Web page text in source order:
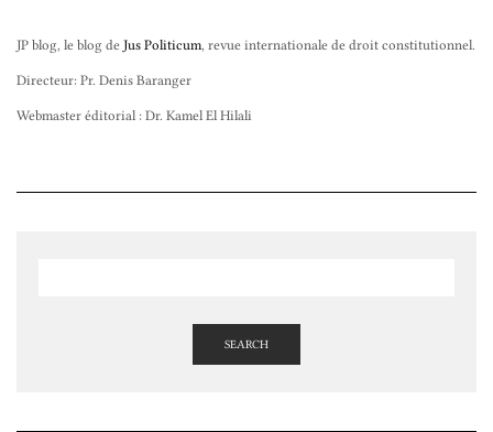
JP blog, le blog de Jus Politicum , revue internationale de droit constitutionnel.
Directeur: Pr. Denis Baranger
Webmaster éditorial : Dr. Kamel El Hilali
SEARCH